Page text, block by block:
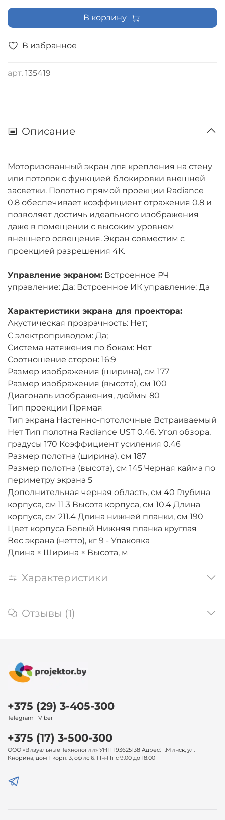
В избранное
арт. 135419
В корзину
Описание
Моторизованный экран для крепления на стену
или потолок c функцией блокировки внешней
засветки. Полотно прямой проекции Radiance
0.8 обеспечивает коэффициент отражения 0.8 и
позволяет достичь идеального изображения
даже в помещении с высоким уровнем
внешнего освещения. Экран совместим с
проекцией разрешения 4К.
Управление экраном: Встроенное РЧ
управление: Да; Встроенное ИК управление: Да
Характеристики экрана для проектора:
Акустическая прозрачность: Нет;
С электроприводом: Да;
Система натяжения по бокам: Нет
Соотношение сторон: 16:9
Размер изображения (ширина), см 177
Размер изображения (высота), см 100
Диагональ изображения, дюймы 80
Тип проекции Прямая
Тип экрана Настенно-потолочные Встраиваемый
Нет Тип полотна Radiance UST 0.46. Угол обзора,
градусы 170 Коэффициент усиления 0.46
Размер полотна (ширина), см 187
Размер полотна (высота), см 145 Черная кайма по
периметру экрана 5
Дополнительная черная область, см 40 Глубина
корпуса, см 11.3 Высота корпуса, см 10.4 Длина
корпуса, см 211.4 Длина нижней планки, см 190
Цвет корпуса Белый Нижняя планка круглая
Вес экрана (нетто), кг 9 - Упаковка
Длина × Ширина × Высота, м
Характеристики
Отзывы (1)
+375 (29) 3-405-300
Telegram | Viber
+375 (17) 3-500-300
ООО «Визуальные Технологии» УНП 193625138 Адрес: г.Минск, ул.
Кнорина, дом 1 корп. 3, офис 6. Пн-Пт с 9.00 до 18.00